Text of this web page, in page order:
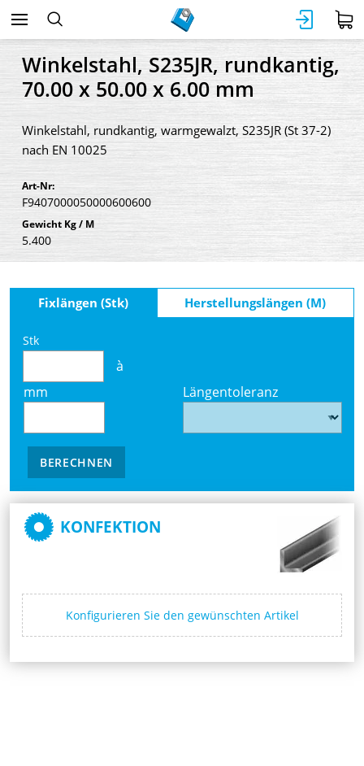
Winkelstahl, S235JR, rundkantig,
70.00 x 50.00 x 6.00 mm
Winkelstahl, rundkantig, warmgewalzt, S235JR (St 37-2)
nach EN 10025
Art-Nr:
F9407000050000600600
Gewicht Kg / M
5.400
Fixlängen (Stk) Herstellungslängen (M)
Stk
à
mm
Längentoleranz
BERECHNEN
KONFEKTION
Konfigurieren Sie den gewünschten Artikel